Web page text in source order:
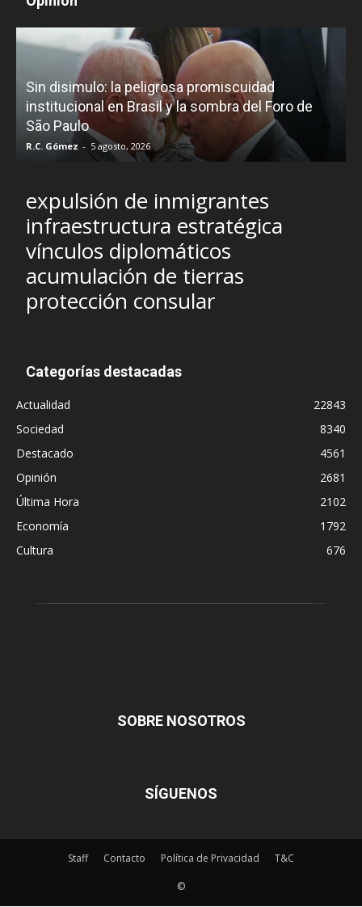
Sin disimulo: la peligrosa promiscuidad
institucional en Brasil y la sombra del Foro de
São Paulo
R.C. Gómez - 5 agosto, 2026
expulsión de inmigrantes
infraestructura estratégica
vínculos diplomáticos
acumulación de tierras
protección consular
Categorías destacadas
Actualidad
22843
Sociedad
8340
Destacado
4561
Opinión
2681
Última Hora
2102
Economía
1792
Cultura
676
SOBRE NOSOTROS
SÍGUENOS
Staff Contacto Política de Privacidad T&C
©